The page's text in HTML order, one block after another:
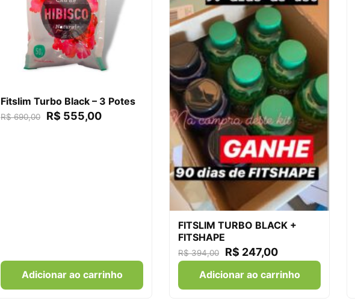
Fitslim Turbo Black – 3 Potes
R$690,00 R$ 555,00
Adicionar ao carrinho
FITSLIM TURBO BLACK +
FITSHAPE
R$394,00 R$ 247,00
Adicionar ao carrinho